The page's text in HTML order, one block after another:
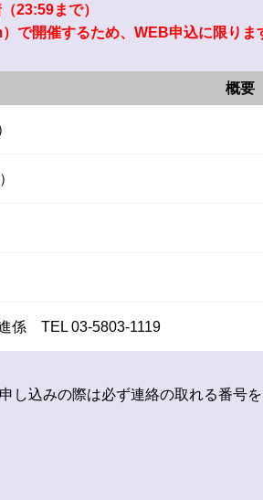
23:59まで）
で開催するため、WEB申込に限りま
概要
係 TEL 03-5803-1119
込みの際は必ず連絡の取れる番号を